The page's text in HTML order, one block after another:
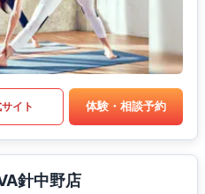
イト 体験・相談予約
針中野店